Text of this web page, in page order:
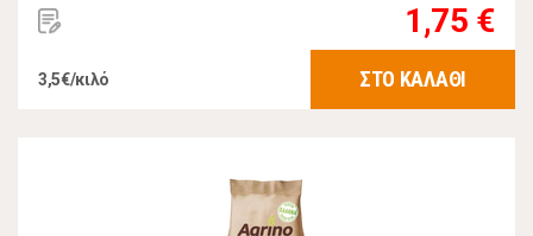
1,75 €
3,5€/κιλό ΣΤΟ ΚΑΛΑΘΙ